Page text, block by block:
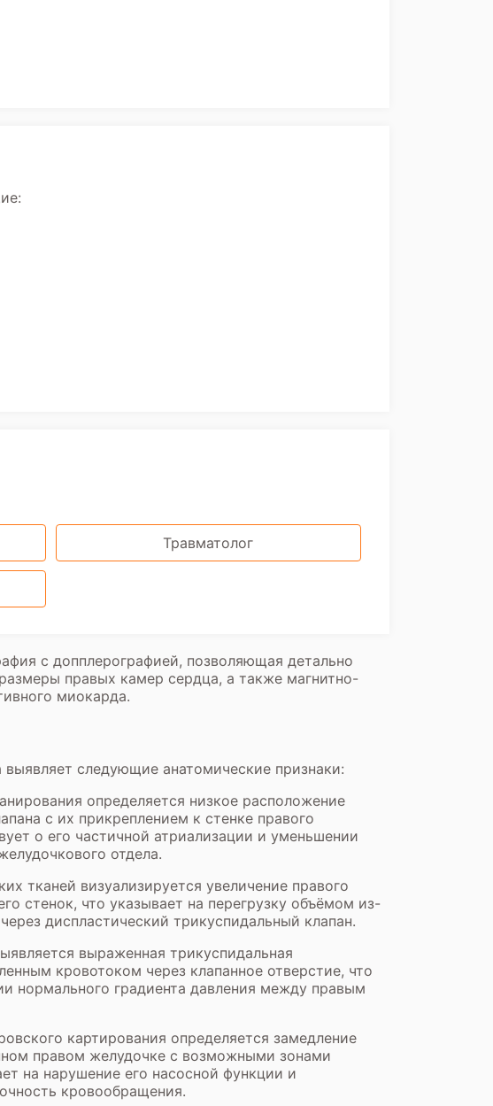
Травматолог
с допплерографией, позволяющая детально
правых камер сердца, а также магнитно-
миокарда.
следующие анатомические признаки:
определяется низкое расположение
с их прикреплением к стенке правого
о его частичной атриализации и уменьшении
отдела.
тканей визуализируется увеличение правого
стенок, что указывает на перегрузку объёмом из-
диспластический трикуспидальный клапан.
выраженная трикуспидальная
кровотоком через клапанное отверстие, что
нормального градиента давления между правым
картирования определяется замедление
правом желудочке с возможными зонами
на нарушение его насосной функции и
кровообращения.